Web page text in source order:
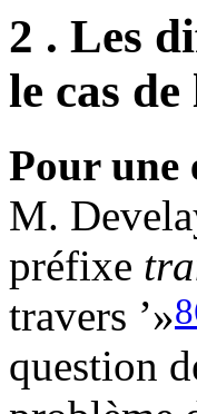
2 . Les
le cas de
Pour une
M.
préfixe
travers ’»
question